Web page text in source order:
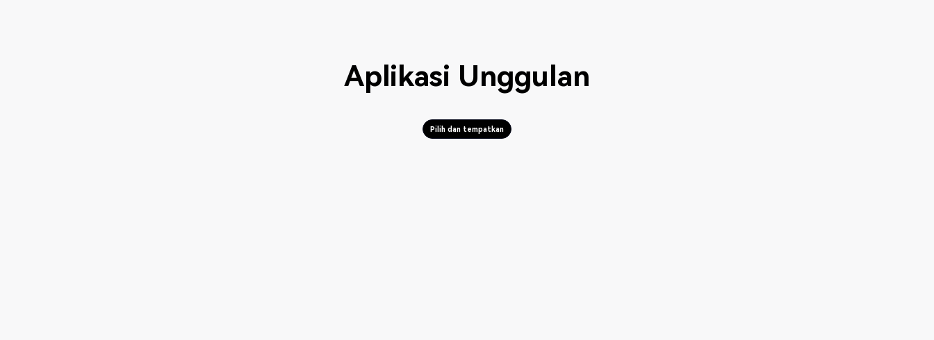
Aplikasi Unggulan
Pilih dan tempatkan
Pilih dan tempatkan